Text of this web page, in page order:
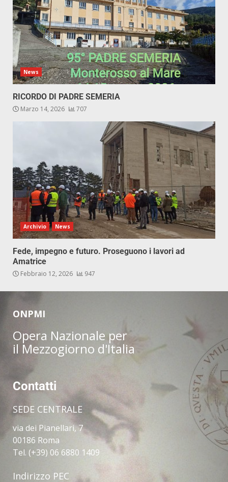
News
RICORDO DI PADRE SEMERIA
Marzo 14, 2026 707
Archivio News
Fede, impegno e futuro. Proseguono i lavori ad
Amatrice
Febbraio 12, 2026 947
ONPMI
Opera Nazionale per
il Mezzogiorno d'Italia
Contatti
SEDE CENTRALE
via dei Pianellari, 7
00186 Roma
Tel. (+39) 06 6880 1409
Indirizzo PEC